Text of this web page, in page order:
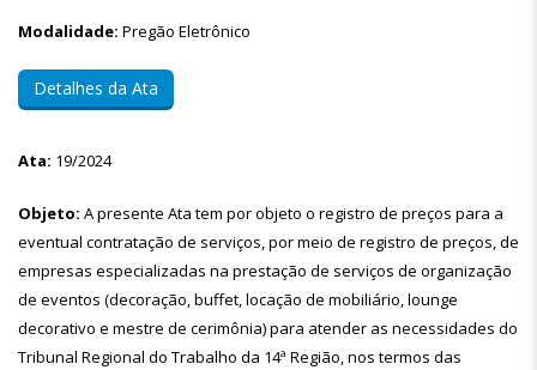
Modalidade: Pregão Eletrônico
Detalhes da Ata
Ata: 19/2024
Objeto: A presente Ata tem por objeto o registro de preços para a
eventual contratação de serviços, por meio de registro de preços, de
empresas especializadas na prestação de serviços de organização
de eventos (decoração, buffet, locação de mobiliário, lounge
decorativo e mestre de cerimônia) para atender as necessidades do
Tribunal Regional do Trabalho da 14ª Região, nos termos das